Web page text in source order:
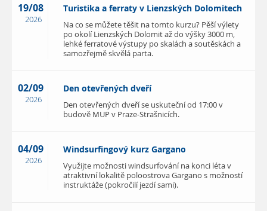
19/08
2026
Turistika a ferraty v Lienzských Dolomitech
Na co se můžete těšit na tomto kurzu? Pěší výlety
po okolí Lienzských Dolomit až do výšky 3000 m,
lehké ferratové výstupy po skalách a soutěskách a
samozřejmě skvělá parta.
02/09
2026
Den otevřených dveří
Den otevřených dveří se uskuteční od 17:00 v
budově MUP v Praze-Strašnicích.
04/09
2026
Windsurfingový kurz Gargano
Využijte možnosti windsurfování na konci léta v
atraktivní lokalitě poloostrova Gargano s možností
instruktáže (pokročilí jezdí sami).